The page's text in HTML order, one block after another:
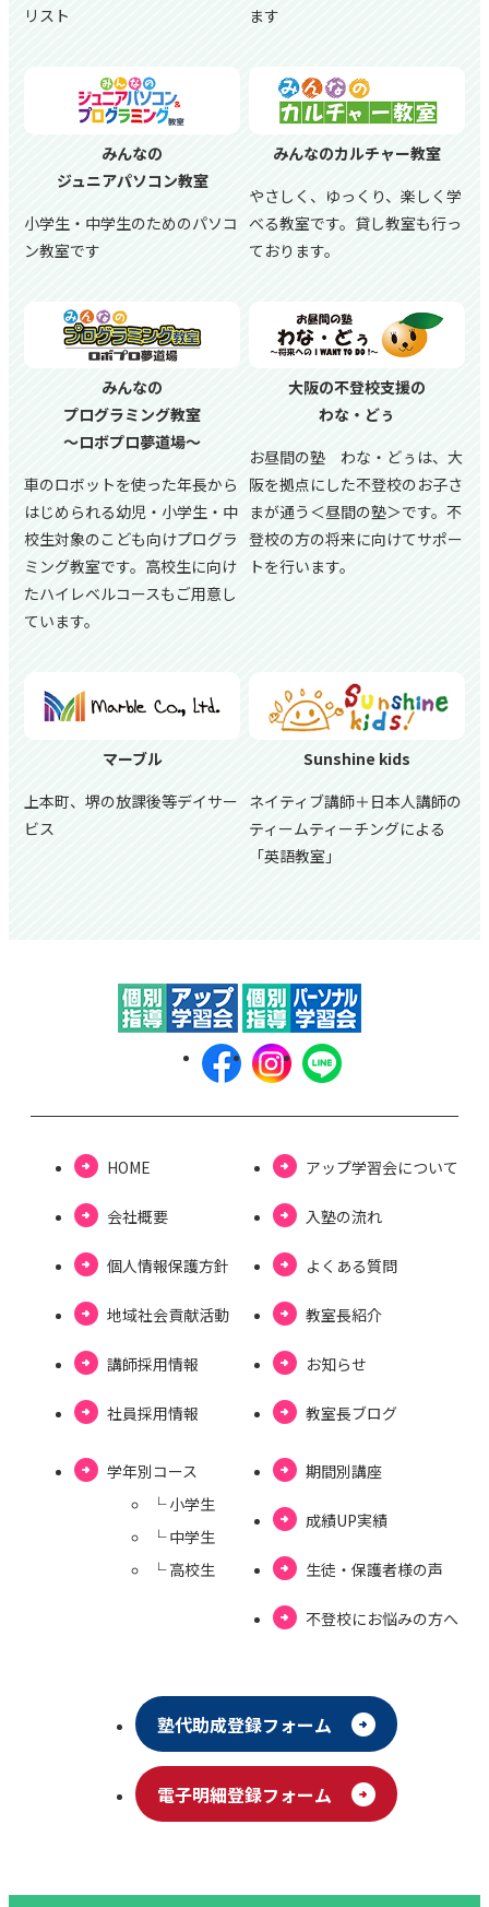
リスト
ます
みんなの
ジュニアパソコン教室
小学生・中学生のためのパソコ
ン教室です
みんなのカルチャー教室
やさしく、ゆっくり、楽しく学
べる教室です。貸し教室も行っ
ております。
みんなの
プログラミング教室
～ロボプロ夢道場～
車のロボットを使った年長から
はじめられる幼児・小学生・中
校生対象のこども向けプログラ
ミング教室です。高校生に向け
たハイレベルコースもご用意し
ています。
大阪の不登校支援の
わな・どぅ
お昼間の塾 わな・どぅは、大
阪を拠点にした不登校のお子さ
まが通う＜昼間の塾＞です。不
登校の方の将来に向けてサポー
トを行います。
マーブル
上本町、堺の放課後等デイサー
ビス
Sunshine kids
ネイティブ講師＋日本人講師の
ティームティーチングによる
「英語教室」
HOME
会社概要
個⼈情報保護⽅針
地域社会貢献活動
講師採用情報
社員採用情報
アップ学習会について
⼊塾の流れ
よくある質問
教室長紹介
お知らせ
教室⻑ブログ
学年別コース
└ ⼩学⽣
└ 中学⽣
└ ⾼校⽣
期間別講座
成績UP実績
⽣徒・保護者様の声
不登校にお悩みの⽅へ
塾代助成登録フォーム
電⼦明細登録フォーム